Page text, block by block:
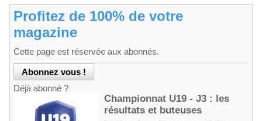
Profitez de 100% de votre
magazine
Cette page est réservée aux abonnés.
Déjà abonné ?
Championnat U19 - J3 : les
résultats et buteuses